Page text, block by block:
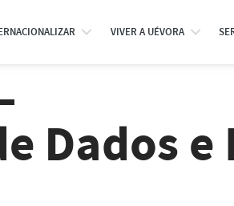
VIVER A UÉVORA
Dados e